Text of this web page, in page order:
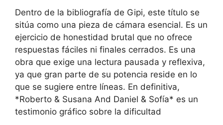
Dentro de la bibliografía de Gipi, este título se
sitúa como una pieza de cámara esencial. Es un
ejercicio de honestidad brutal que no ofrece
respuestas fáciles ni finales cerrados. Es una
obra que exige una lectura pausada y reflexiva,
ya que gran parte de su potencia reside en lo
que se sugiere entre líneas. En definitiva,
*Roberto & Susana And Daniel & Sofía* es un
testimonio gráfico sobre la dificultad